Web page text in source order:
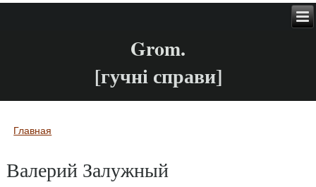
Grom.
[гучні справи]
Вы здесь
Главная
Валерий Залужный